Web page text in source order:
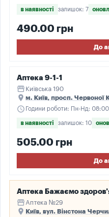
в наявності залишок: 7
490.00 грн
До
Аптека 9-1-1
storefront Київська 190
place м. Київ, просп. Червоної
schedule Години роботи: Пн-Нд:
в наявності залишок: 10
505.00 грн
До
Аптека Бажаємо
storefront Аптека №29
place Київ, вул. Вінстона